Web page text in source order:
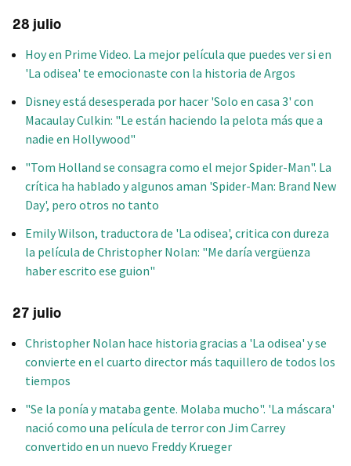
28 julio
Hoy en Prime Video. La mejor película que puedes ver si en
'La odisea' te emocionaste con la historia de Argos
Disney está desesperada por hacer 'Solo en casa 3' con
Macaulay Culkin: "Le están haciendo la pelota más que a
nadie en Hollywood"
"Tom Holland se consagra como el mejor Spider-Man". La
crítica ha hablado y algunos aman 'Spider-Man: Brand New
Day', pero otros no tanto
Emily Wilson, traductora de 'La odisea', critica con dureza
la película de Christopher Nolan: "Me daría vergüenza
haber escrito ese guion"
27 julio
Christopher Nolan hace historia gracias a 'La odisea' y se
convierte en el cuarto director más taquillero de todos los
tiempos
"Se la ponía y mataba gente. Molaba mucho". 'La máscara'
nació como una película de terror con Jim Carrey
convertido en un nuevo Freddy Krueger